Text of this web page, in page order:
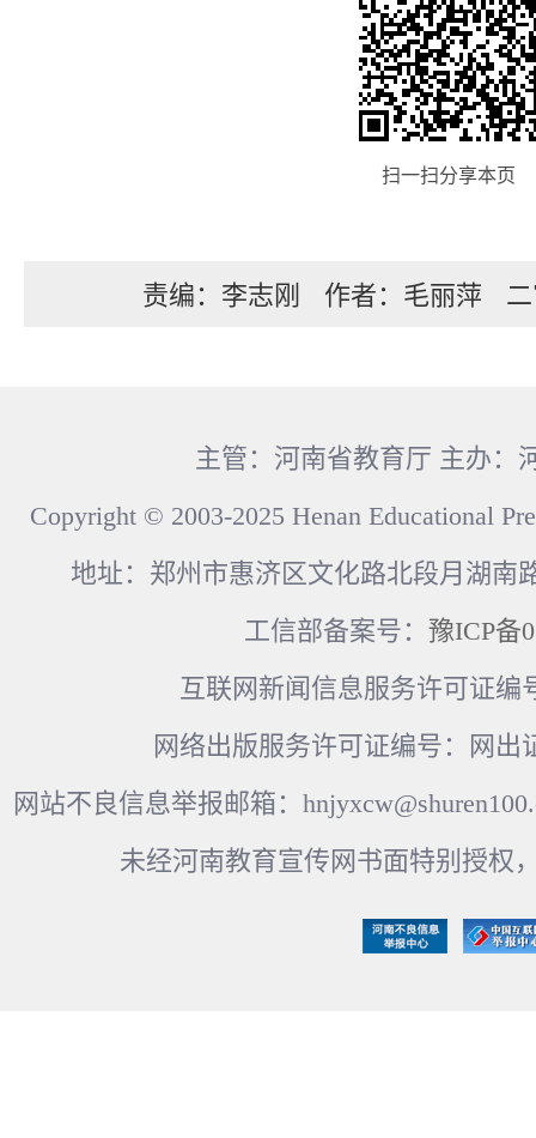
扫一扫分享本页
责编：李志刚 作者：毛丽萍
主管：河南省教育厅 主办：
Copyright © 2003-2025 Henan Educational
地址：郑州市惠济区文化路北段月湖南
工信部备案号： 豫ICP备
互联网新闻信息服务许可证编
网络出版服务许可证编号：网出
网站不良信息举报邮箱：
未经河南教育宣传网书面特别授权